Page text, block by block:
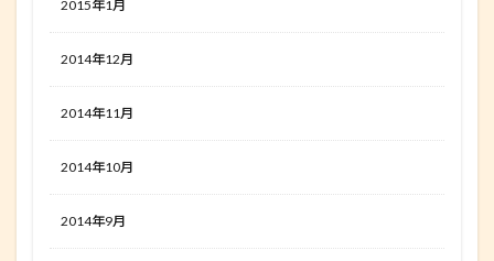
2015年1月
2014年12月
2014年11月
2014年10月
2014年9月